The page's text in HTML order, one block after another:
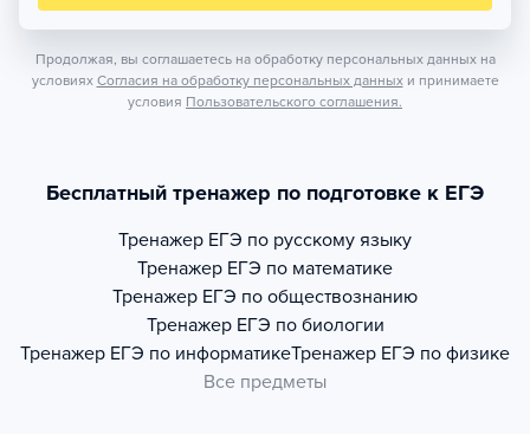
Продолжая, вы соглашаетесь на обработку персональных данных на
условиях Согласия на обработку персональных данных и принимаете
условия Пользовательского соглашения.
Бесплатный тренажер по подготовке к ЕГЭ
Тренажер ЕГЭ по русскому языку
Тренажер ЕГЭ по математике
Тренажер ЕГЭ по обществознанию
Тренажер ЕГЭ по биологии
Тренажер ЕГЭ по информатикеТренажер ЕГЭ по физике
Все предметы